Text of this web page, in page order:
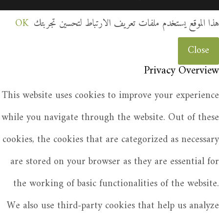
هذا الموقع يستخدم ملفات تعريف الارتباط لتحسين تجربتك OK
Close
Privacy Overview
This website uses cookies to improve your experience
while you navigate through the website. Out of these
cookies, the cookies that are categorized as necessary
are stored on your browser as they are essential for
the working of basic functionalities of the website.
We also use third-party cookies that help us analyze